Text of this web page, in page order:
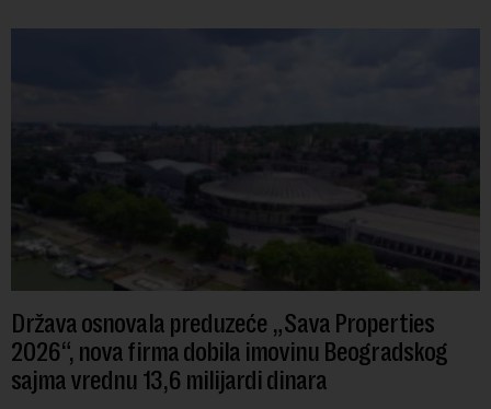
Država osnovala preduzeće „Sava Properties
2026“, nova firma dobila imovinu Beogradskog
sajma vrednu 13,6 milijardi dinara